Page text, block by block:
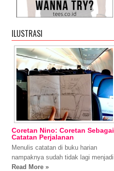
ILUSTRASI
Coretan Nino: Coretan Sebagai
Catatan Perjalanan
Menulis catatan di buku harian
nampaknya sudah tidak lagi menjadi
Read More »